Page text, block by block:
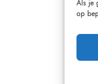
Als je
op